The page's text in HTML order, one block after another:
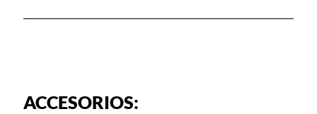
ACCESORIOS: